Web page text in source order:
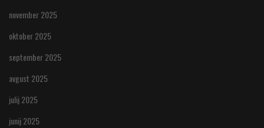
november 2025
oktober 2025
september 2025
avgust 2025
julij 2025
junij 2025